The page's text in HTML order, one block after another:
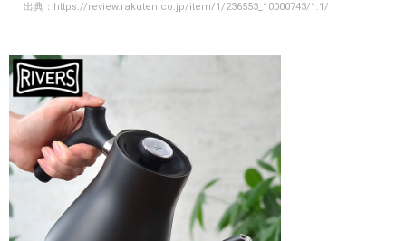
出典： https://review.rakuten.co.jp/item/1/236553_10000743/1.1/